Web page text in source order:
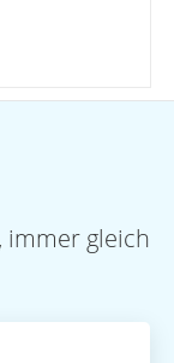
immer gleich